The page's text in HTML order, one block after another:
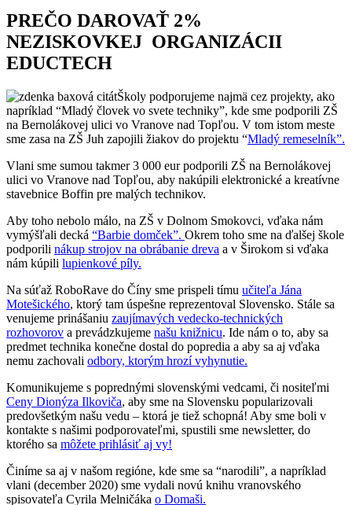
PREČO DAROVAŤ 2%
NEZISKOVKEJ ORGANIZÁCII
EDUCTECH
Školy podporujeme najmä cez projekty, ako
napríklad “Mladý človek vo svete techniky”, kde sme podporili ZŠ
na Bernolákovej ulici vo Vranove nad Topľou. V tom istom meste
sme zasa na ZŠ Juh zapojili žiakov do projektu “Mladý remeselník”.
Vlani sme sumou takmer 3 000 eur podporili ZŠ na Bernolákovej
ulici vo Vranove nad Topľou, aby nakúpili elektronické a kreatívne
stavebnice Boffin pre malých technikov.
Aby toho nebolo málo, na ZŠ v Dolnom Smokovci, vďaka nám
vymýšľali decká “Barbie domček”. Okrem toho sme na ďalšej škole
podporili nákup strojov na obrábanie dreva a v Širokom si vďaka
nám kúpili lupienkové píly.
Na súťaž RoboRave do Číny sme prispeli tímu učiteľa Jána
Motešického, ktorý tam úspešne reprezentoval Slovensko. Stále sa
venujeme prinášaniu zaujímavých vedecko-technických
rozhovorov a prevádzkujeme našu knižnicu. Ide nám o to, aby sa
predmet technika konečne dostal do popredia a aby sa aj vďaka
nemu zachovali odbory, ktorým hrozí vyhynutie.
Komunikujeme s poprednými slovenskými vedcami, či nositeľmi
Ceny Dionýza Ilkoviča, aby sme na Slovensku popularizovali
predovšetkým našu vedu – ktorá je tiež schopná! Aby sme boli v
kontakte s našimi podporovateľmi, spustili sme newsletter, do
ktorého sa môžete prihlásiť aj vy!
Činíme sa aj v našom regióne, kde sme sa “narodili”, a napríklad
vlani (december 2020) sme vydali novú knihu vranovského
spisovateľa Cyrila Melničáka o Domaši.